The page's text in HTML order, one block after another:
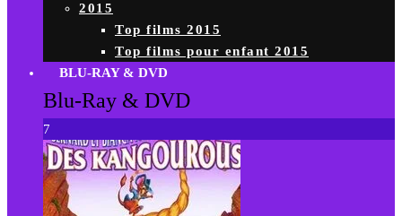
2015
Top films 2015
Top films pour enfant 2015
BLU-RAY & DVD
Blu-Ray & DVD
7